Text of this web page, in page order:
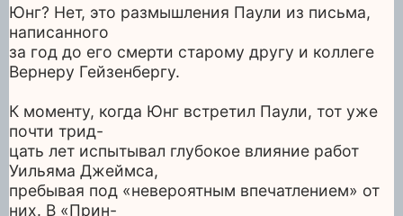
Юнг? Нет, это размышления Паули из письма,
написанного
за год до его смерти старому другу и коллеге
Вернеру Гейзенбергу.
К моменту, когда Юнг встретил Паули, тот уже
почти трид-
цать лет испытывал глубокое влияние работ
Уильяма Джеймса,
пребывая под «невероятным впечатлением» от
них. В «Прин-